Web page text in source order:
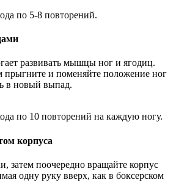
по 5-8 повторений.
развивать мышцы ног и ягодиц.
прыгните и поменяйте положение ног
в новый выпад.
по 10 повторений на каждую ногу.
корпуса
затем поочередно вращайте корпус
одну руку вверх, как в боксерском